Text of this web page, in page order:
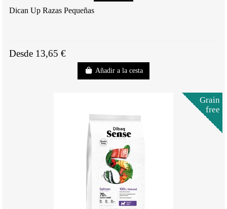
Dican Up Razas Pequeñas
Desde 13,65 €
Añadir a la cesta
Grain
free